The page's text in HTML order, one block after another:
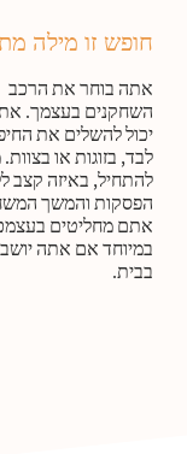
חופש זו מילה
אתה בוחר את הרכב
השחקנים בעצמך.
יכול להשלים את
לבד, בזוגות או
להתחיל, באיזה קצב
הפסקות והמשך
אתם מחליטים
במיוחד אם אתה יושב
בבית.